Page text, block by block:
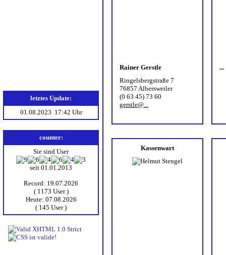
letztes Update:
01.08.2023 17:42 Uhr
counter:
Sie sind User
seit 01.01.2013
Record: 19.07.2026
( 1173 User )
Heute: 07.08.2026
( 145 User )
Rainer Gerstle
Ringelsbergstraße 7
76857 Albersweiler
(0 63 45) 73 60
gerstle@...
...
Kassenwart